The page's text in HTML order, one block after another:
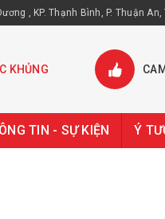
, KP. Thạnh Bình, P. Thuận An,
KHỦNG
TIN - SỰ KIỆN Ý